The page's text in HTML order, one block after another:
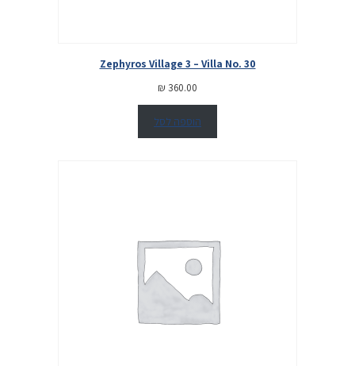
Zephyros Village 3 – Villa No. 30
360.00
₪
הוספה לסל